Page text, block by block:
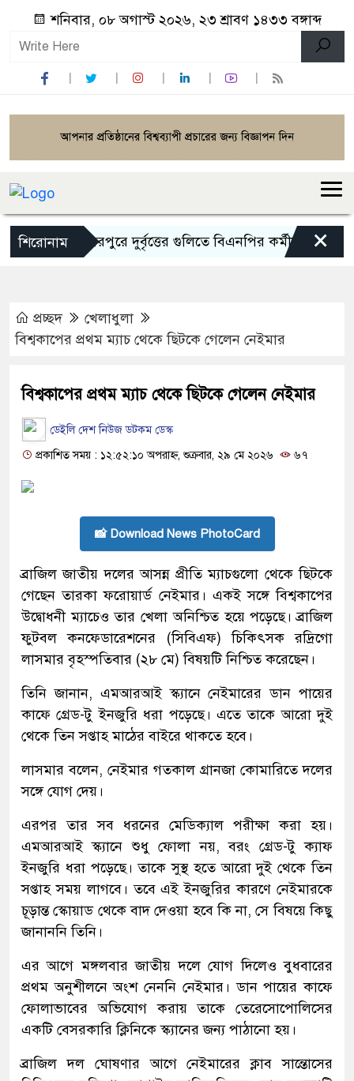
শনিবার, ০৮ অগাস্ট ২০২৬, ২৩ শ্রাবণ ১৪৩৩ বঙ্গাব্দ
শিরোনামমিরপুরে দুর্বৃত্তের গুলিতে বিএনপির কর্মীসহ আহত ২
×
প্রচ্ছদ
খেলাধুলা
বিশ্বকাপের প্রথম ম্যাচ থেকে ছিটকে গেলেন নেইমার
বিশ্বকাপের প্রথম ম্যাচ থেকে ছিটকে গেলেন নেইমার
ডেইলি দেশ নিউজ ডটকম ডেস্ক
প্রকাশিত সময় : ১২:৫২:১০ অপরাহ্ন, শুক্রবার, ২৯ মে ২০২৬
৬৭
📸 Download News PhotoCard
ব্রাজিল জাতীয় দলের আসন্ন প্রীতি ম্যাচগুলো থেকে ছিটকে
গেছেন তারকা ফরোয়ার্ড নেইমার। একই সঙ্গে বিশ্বকাপের
উদ্বোধনী ম্যাচেও তার খেলা অনিশ্চিত হয়ে পড়েছে। ব্রাজিল
ফুটবল কনফেডারেশনের (সিবিএফ) চিকিৎসক রদ্রিগো
লাসমার বৃহস্পতিবার (২৮ মে) বিষয়টি নিশ্চিত করেছেন।
তিনি জানান, এমআরআই স্ক্যানে নেইমারের ডান পায়ের
কাফে গ্রেড-টু ইনজুরি ধরা পড়েছে। এতে তাকে আরো দুই
থেকে তিন সপ্তাহ মাঠের বাইরে থাকতে হবে।
লাসমার বলেন, নেইমার গতকাল গ্রানজা কোমারিতে দলের
সঙ্গে যোগ দেয়।
এরপর তার সব ধরনের মেডিক্যাল পরীক্ষা করা হয়।
এমআরআই স্ক্যানে শুধু ফোলা নয়, বরং গ্রেড-টু ক্যাফ
ইনজুরি ধরা পড়েছে। তাকে সুস্থ হতে আরো দুই থেকে তিন
সপ্তাহ সময় লাগবে। তবে এই ইনজুরির কারণে নেইমারকে
চূড়ান্ত স্কোয়াড থেকে বাদ দেওয়া হবে কি না, সে বিষয়ে কিছু
জানাননি তিনি।
এর আগে মঙ্গলবার জাতীয় দলে যোগ দিলেও বুধবারের
প্রথম অনুশীলনে অংশ নেননি নেইমার। ডান পায়ের কাফে
ফোলাভাবের অভিযোগ করায় তাকে তেরেসোপোলিসের
একটি বেসরকারি ক্লিনিকে স্ক্যানের জন্য পাঠানো হয়।
ব্রাজিল দল ঘোষণার আগে নেইমারের ক্লাব সান্তোসের